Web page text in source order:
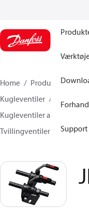
Support
Home Produkter
Kugleventiler
Kugleventiler af stål til
Tvillingventiler
JIP-WD